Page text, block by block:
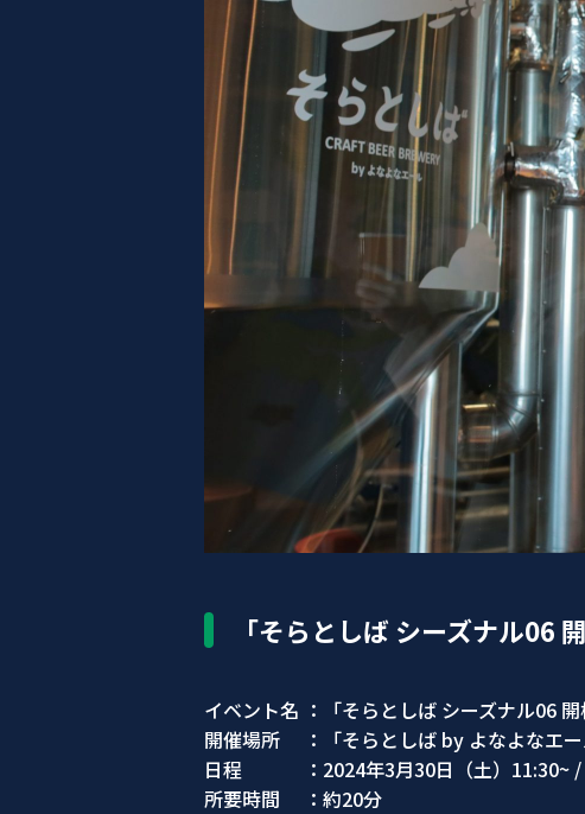
「そらとしば シーズナル06
イベント名 ：「そらとしば シーズナル06 開
開催場所 ：「そらとしば by よなよなエー
日程 ：2024年3月30日（土）11:30~ /
所要時間 ：約20分